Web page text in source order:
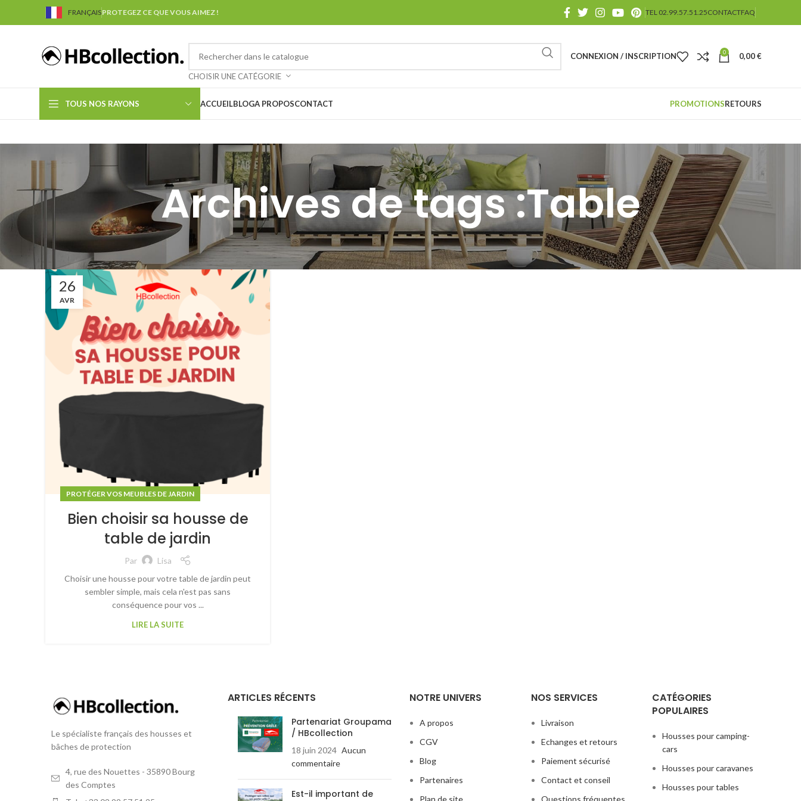
FRANÇAISPROTEGEZ CE QUE VOUS AIMEZ ! TEL 02.99.57.51.25CONTACTFAQ
CHOISIR UNE CATÉGORIE
CONNEXION / INSCRIPTION 0 0,00€
TOUS NOS RAYONS ACCUEILBLOGA PROPOSCONTACT PROMOTIONSRETOURS
Archives de tags :Table
26
AVR
PROTÉGER VOS MEUBLES DE JARDIN
Bien choisir sa housse de
table de jardin
Par
Lisa
Choisir une housse pour votre table de jardin peut
sembler simple, mais cela n'est pas sans
conséquence pour vos ...
LIRE LA SUITE
Le spécialiste français des housses et
bâches de protection
4, rue des Nouettes - 35890 Bourg
des Comptes
ARTICLES RÉCENTS
Partenariat Groupama
/ HBcollection
18 juin 2024 Aucun
commentaire
Est-il important de
NOTRE UNIVERS
A propos
CGV
Blog
Partenaires
NOS SERVICES
Livraison
Echanges et retours
Paiement sécurisé
Contact et conseil
CATÉGORIES
POPULAIRES
Housses pour camping-
cars
Housses pour caravanes
Housses pour tables